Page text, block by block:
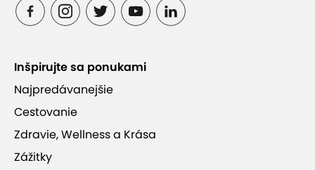
Inšpirujte sa ponukami
Najpredávanejšie
Cestovanie
Zdravie, Wellness a Krása
Zážitky